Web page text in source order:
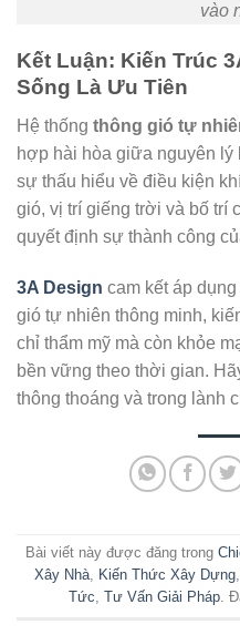
vào
Kết Luận: Kiến Trúc
Sống Là Ưu Tiên
Hệ thống thông gió tự
hợp hài hòa giữa nguyên lý
sự thấu hiểu về điều kiện
gió, vị trí giếng trời và bố trí
quyết định sự thành công
3A Design cam kết áp
gió tự nhiên thông minh,
chỉ thẩm mỹ mà còn khỏe
bền vững theo thời gian.
thông thoáng và trong lành
Bài viết này được đăng trong
Xây Nhà, Kiến Thức Xây Dựng,
Tức Tư Vấn Giải Pháp.